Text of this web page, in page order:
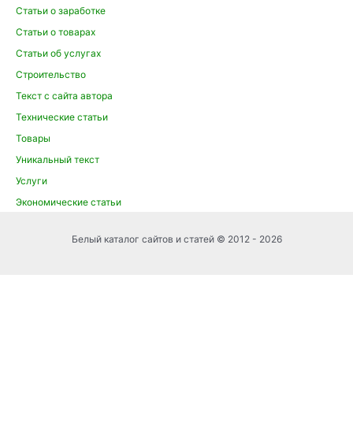
Статьи о заработке
Статьи о товарах
Статьи об услугах
Строительство
Текст с сайта автора
Технические статьи
Товары
Уникальный текст
Услуги
Экономические статьи
Белый каталог сайтов и статей © 2012 - 2026